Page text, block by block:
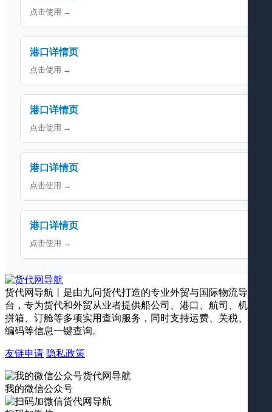
点击使用 →
港口详情页
点击使用 →
港口详情页
点击使用 →
港口详情页
点击使用 →
港口详情页
点击使用 →
货代网导航丨是由九问货代打造的专业外贸与国际物流导航平
台，专为货代和外贸从业者提供船公司、港口、航司、机场、
拼箱、订舱等多项实用查询服务，同时支持运费、关税、海关
编码等信息一键查询。
友链申请 隐私政策
我的微信公众号